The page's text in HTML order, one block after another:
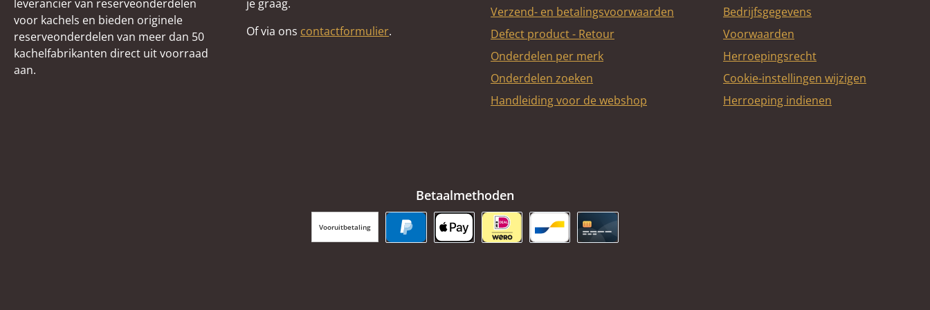
leverancier van reserveonderdelen
voor kachels en bieden originele
reserveonderdelen van meer dan 50
kachelfabrikanten direct uit voorraad
aan.
je graag.
Of via ons contactformulier.
Verzend- en betalingsvoorwaarden
Defect product - Retour
Onderdelen per merk
Onderdelen zoeken
Handleiding voor de webshop
Bedrijfsgegevens
Voorwaarden
Herroepingsrecht
Cookie-instellingen wijzigen
Herroeping indienen
Betaalmethoden
Vooruitbetaling